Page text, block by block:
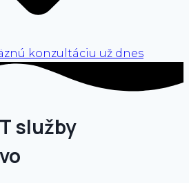
konzultáciu už dnes
služby